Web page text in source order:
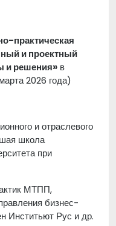
практическая
и проектный
и решения»в
2026 года)
и отраслевого
школа
при
МТПП,
бизнес-
Инститьют Рус и др.